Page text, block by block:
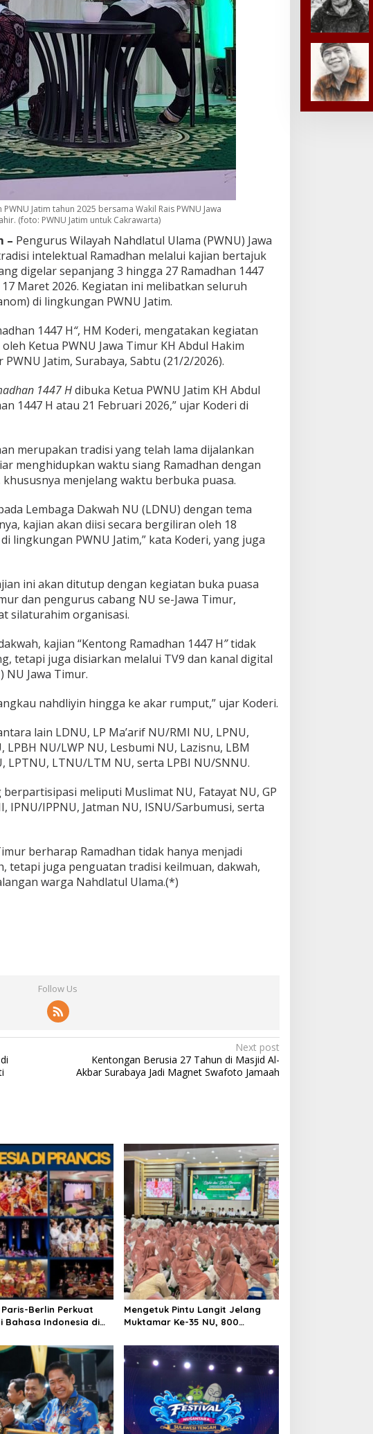
Jatim tahun 2025 bersama Wakil Rais PWNU Jawa
(foto: PWNU Jatim untuk Cakrawarta)
– Pengurus Wilayah Nahdlatul Ulama (PWNU) Jawa
intelektual Ramadhan melalui kajian bertajuk
digelar sepanjang 3 hingga 27 Ramadhan 1447
Maret 2026. Kegiatan ini melibatkan seluruh
di lingkungan PWNU Jatim.
1447 H“, HM Koderi, mengatakan kegiatan
Ketua PWNU Jawa Timur KH Abdul Hakim
Jatim, Surabaya, Sabtu (21/2/2026).
1447 Hdibuka Ketua PWNU Jatim KH Abdul
1447 H atau 21 Februari 2026,” ujar Koderi di
merupakan tradisi yang telah lama dijalankan
menghidupkan waktu siang Ramadhan dengan
menjelang waktu berbuka puasa.
Lembaga Dakwah NU (LDNU) dengan tema
kajian akan diisi secara bergiliran oleh 18
lingkungan PWNU Jatim,” kata Koderi, yang juga
ini akan ditutup dengan kegiatan buka puasa
dan pengurus cabang NU se-Jawa Timur,
silaturahim organisasi.
kajian “Kentong Ramadhan 1447 H”tidak
tetapi juga disiarkan melalui TV9 dan kanal digital
NU Jawa Timur.
nahdliyin hingga ke akar rumput,” ujar Koderi.
lain LDNU, LP Ma’arif NU/RMI NU, LPNU,
LPBH NU/LWP NU, Lesbumi NU, Lazisnu, LBM
LPTNU, LTNU/LTM NU, serta LPBI NU/SNNU.
meliputi Muslimat NU, Fatayat NU, GP
IPNU/IPPNU, Jatman NU, ISNU/Sarbumusi, serta
berharap Ramadhan tidak hanya menjadi
tetapi juga penguatan tradisi keilmuan, dakwah,
warga Nahdlatul Ulama.(*)
Follow Us
Next post
Kentongan Berusia 27 Tahun di Masjid Al-
Akbar Surabaya Jadi Magnet Swafoto Jamaah
Berlin Perkuat
Bahasa Indonesia di
Mengetuk Pintu Langit Jelang
Muktamar Ke-35 NU, 800
Surabaya